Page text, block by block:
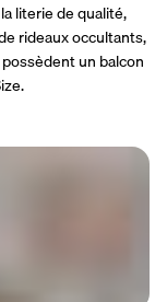
literie de qualité,
rideaux occultants,
un balcon